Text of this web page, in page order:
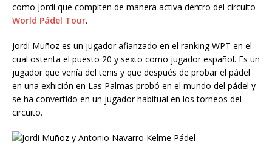
como Jordi que compiten de manera activa dentro del circuito
World Pádel Tour.
Jordi Muñoz es un jugador afianzado en el ranking WPT en el
cual ostenta el puesto 20 y sexto como jugador español. Es un
jugador que venía del tenis y que después de probar el pádel
en una exhición en Las Palmas probó en el mundo del pádel y
se ha convertido en un jugador habitual en los torneos del
circuito.